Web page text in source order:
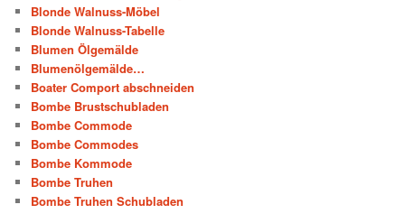
Blonde Walnuss-Möbel
Blonde Walnuss-Tabelle
Blumen Ölgemälde
Blumenölgemälde…
Boater Comport abschneiden
Bombe Brustschubladen
Bombe Commode
Bombe Commodes
Bombe Kommode
Bombe Truhen
Bombe Truhen Schubladen